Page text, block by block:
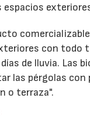
con todo
de lluvia. Las
las pérgolas
o terraza".